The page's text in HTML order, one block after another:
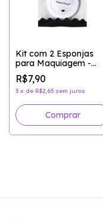
Kit com 2 Esponjas
para Maquiagem -
MACRILAN
R$7,90
3 x de R$2,63 sem juros
Comprar